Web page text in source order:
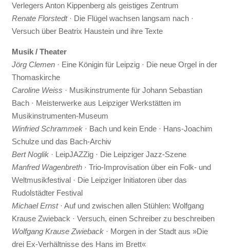
Verlegers Anton Kippenberg als geistiges Zentrum
Renate Florstedt· Die Flügel wachsen langsam nach ·
Versuch über Beatrix Haustein und ihre Texte
Musik / Theater
Jörg Clemen· Eine Königin für Leipzig · Die neue Orgel in der
Thomaskirche
Caroline Weiss · Musikinstrumente für Johann Sebastian
Bach · Meisterwerke aus Leipziger Werkstätten im
Musikinstrumenten-Museum
Winfried Schrammek· Bach und kein Ende · Hans-Joachim
Schulze und das Bach-Archiv
Bert Noglik· LeipJAZZig · Die Leipziger Jazz-Szene
Manfred Wagenbreth· Trio-Improvisation über ein Folk- und
Weltmusikfestival · Die Leipziger Initiatoren über das
Rudolstädter Festival
Michael Ernst· Auf und zwischen allen Stühlen: Wolfgang
Krause Zwieback · Versuch, einen Schreiber zu beschreiben
Wolfgang Krause Zwieback· Morgen in der Stadt aus »Die
drei Ex-Verhältnisse des Hans im Brett«